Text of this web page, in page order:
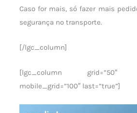
Caso for mais, só fazer mais
segurança no transporte.
[/lgc_column]
[lgc_column grid=”50″
mobile_grid=”100″ last=”true”]